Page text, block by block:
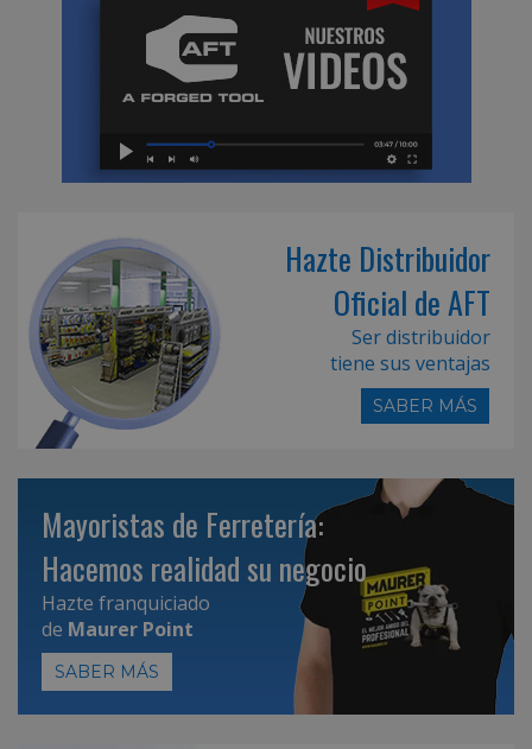
Hazte Distribuidor
Oficial de AFT
Ser distribuidor
tiene sus ventajas
SABER MÁS
Mayoristas de Ferretería:
Hacemos realidad su negocio
Hazte franquiciado
de Maurer Point
SABER MÁS